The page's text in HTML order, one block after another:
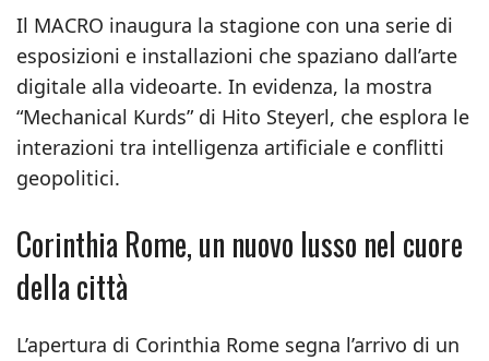
Il MACRO inaugura la stagione con una serie di
esposizioni e installazioni che spaziano dall’arte
digitale alla videoarte. In evidenza, la mostra
“Mechanical Kurds” di Hito Steyerl, che esplora le
interazioni tra intelligenza artificiale e conflitti
geopolitici.
Corinthia Rome, un nuovo lusso nel cuore
della città
L’apertura di Corinthia Rome segna l’arrivo di un